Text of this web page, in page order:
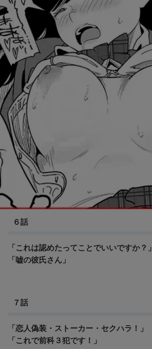
彼女、お借りします
６話
「これは認めたってことでいいですか？」
「嘘の彼氏さん」
７話
「恋人偽装・ストーカー・セクハラ！」
「これで前科３犯です！」